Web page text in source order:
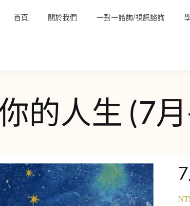
首頁 關於我們 一對一諮詢/視訊諮詢
的人生 (7